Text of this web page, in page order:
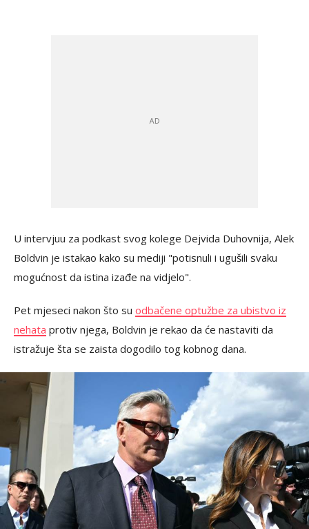
U intervjuu za podkast svog kolege Dejvida Duhovnija, Alek
Boldvin je istakao kako su mediji "potisnuli i ugušili svaku
mogućnost da istina izađe na vidjelo".
Pet mjeseci nakon što su odbačene optužbe za ubistvo iz
nehata protiv njega, Boldvin je rekao da će nastaviti da
istražuje šta se zaista dogodilo tog kobnog dana.